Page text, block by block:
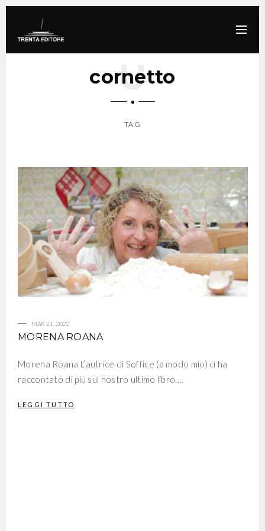
cornetto
TAG
MAR 21, 2022
MORENA ROANA
Morena Roana L’autrice di Soffice (a modo mio) ci ha
raccontato di più sul nostro ultimo libro….
LEGGI TUTTO